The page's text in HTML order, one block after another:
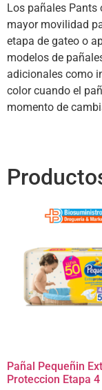
Los pañales Pants
mayor movilidad
etapa de gateo o
modelos de
adicionales como
color cuando el
momento de
Pañal Pequeñin
Proteccion Etapa 4